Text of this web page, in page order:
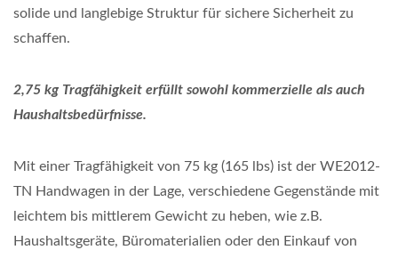
solide und langlebige Struktur für sichere Sicherheit zu
schaffen.
2,75 kg Tragfähigkeit erfüllt sowohl kommerzielle als auch
Haushaltsbedürfnisse.
Mit einer Tragfähigkeit von 75 kg (165 lbs) ist der WE2012-
TN Handwagen in der Lage, verschiedene Gegenstände mit
leichtem bis mittlerem Gewicht zu heben, wie z.B.
Haushaltsgeräte, Büromaterialien oder den Einkauf von